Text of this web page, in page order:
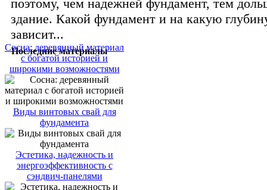
поэтому, чем надежней фундамент, тем
здание. Какой фундамент и на какую
зависит...
Последние материалы
Сосна: деревянный материал
с богатой историей и
широкими возможностями
Виды винтовых свай для
фундамента
Эстетика, надежность и
энергоэффективность с
сэндвич-панелями